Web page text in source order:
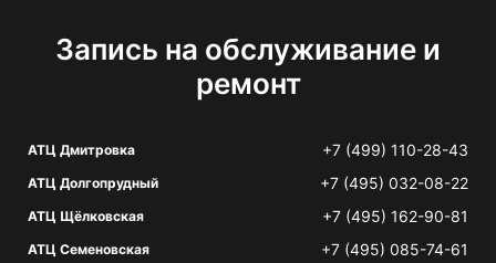
Запись на обслуживание и
ремонт
АТЦ Дмитровка +7 (499) 110-28-43
АТЦ Долгопрудный +7 (495) 032-08-22
АТЦ Щёлковская +7 (495) 162-90-81
АТЦ Семеновская +7 (495) 085-74-61